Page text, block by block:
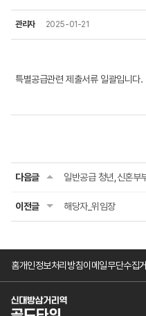
관리자 2025-01-21
특별공급관련 제출서류 일괄입니다.
다음글 일반공급 청년,신혼부
이전글 해당자_위임장
홈개인정보처리방침이메일무단수집